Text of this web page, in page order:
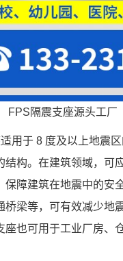
FPS隔震支座源头工厂
用于 8 度及以上地震
构。在建筑领域，可
保障建筑在地震中的安
梁等，可有效减少地
也可用于工业厂房、